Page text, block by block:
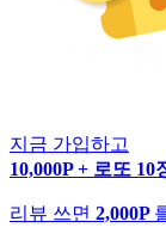
지금 가입하고
10,000P + 로또 10
리뷰 쓰면 2,000P